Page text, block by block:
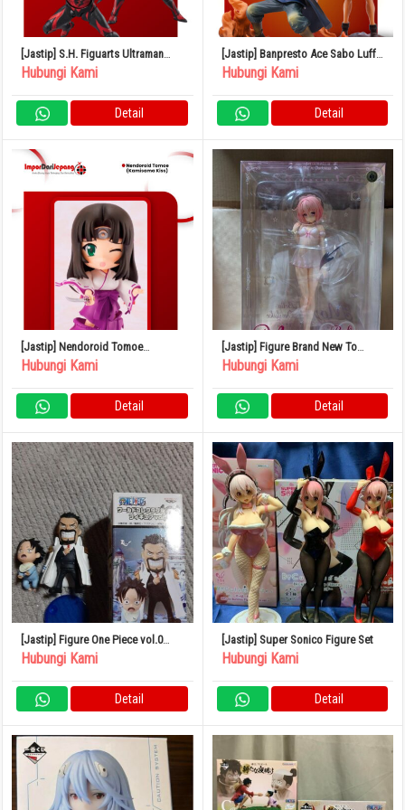
[Jastip] S.H. Figuarts Ultraman
Belial (Darkness Heels Ver.)
Hubungi Kami
Detail
[Jastip] Banpresto Ace Sabo Luffy
Brotherhood
Hubungi Kami
Detail
[Jastip] Nendoroid Tomoe
(Kamisama Kiss)
Hubungi Kami
Detail
[Jastip] Figure Brand New To
Love-Ru Darkness Momo Baby Doll
Hubungi Kami
Detail
[Jastip] Figure One Piece vol.0
Garp Ace World Collectible Ruru
Hubungi Kami
Detail
[Jastip] Super Sonico Figure Set
Hubungi Kami
Detail